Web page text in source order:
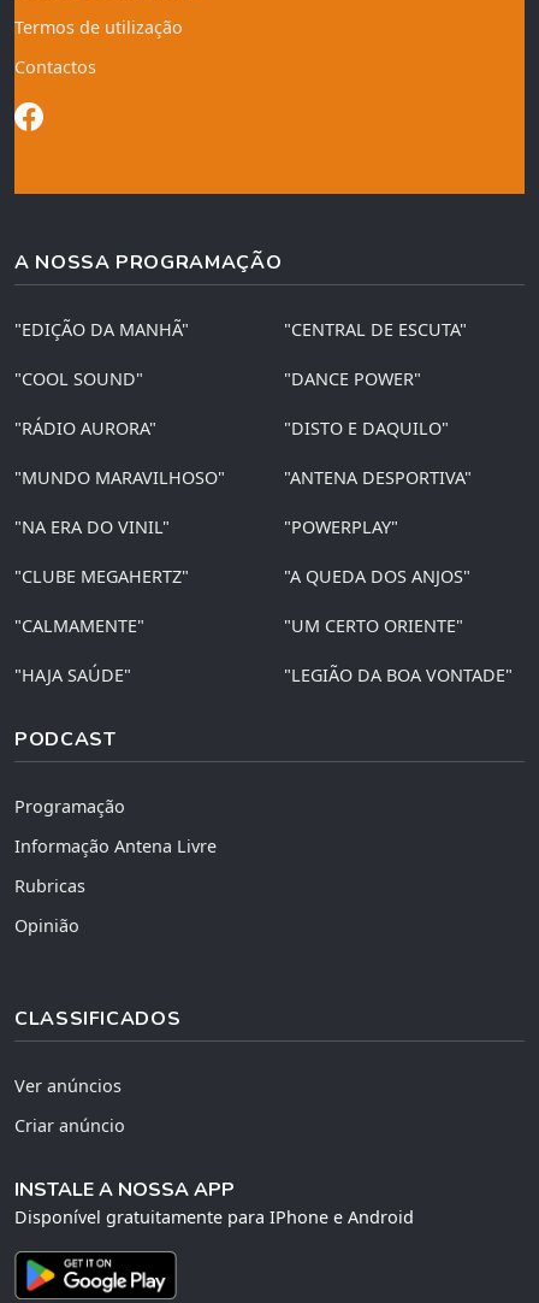
Termos de utilização
Contactos
A NOSSA PROGRAMAÇÃO
"EDIÇÃO DA MANHÃ" "CENTRAL DE ESCUTA"
"COOL SOUND" "DANCE POWER"
"RÁDIO AURORA" "DISTO E DAQUILO"
"MUNDO MARAVILHOSO" "ANTENA DESPORTIVA"
"NA ERA DO VINIL" "POWERPLAY"
"CLUBE MEGAHERTZ" "A QUEDA DOS ANJOS"
"CALMAMENTE" "UM CERTO ORIENTE"
"HAJA SAÚDE" "LEGIÃO DA BOA VONTADE"
PODCAST
Programação
Informação Antena Livre
Rubricas
Opinião
CLASSIFICADOS
Ver anúncios
Criar anúncio
INSTALE A NOSSA APP
Disponível gratuitamente para IPhone e Android